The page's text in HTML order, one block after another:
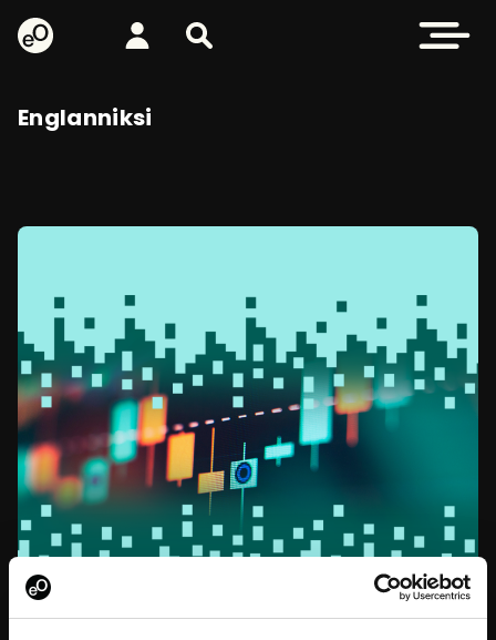
eOppiva - Etusivulle
Kirjaudu Etsi sivustolta Avaa
Englanniksi